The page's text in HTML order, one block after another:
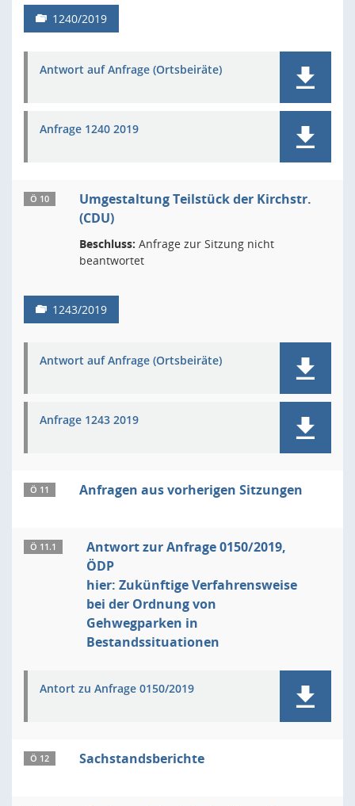
1240/2019
Antwort auf Anfrage (Ortsbeiräte)
Anfrage 1240 2019
Ö 10
Umgestaltung Teilstück der Kirchstr.
(CDU)
Beschluss: Anfrage zur Sitzung nicht
beantwortet
1243/2019
Antwort auf Anfrage (Ortsbeiräte)
Anfrage 1243 2019
Ö 11 Anfragen aus vorherigen Sitzungen
Ö 11.1
Antwort zur Anfrage 0150/2019,
ÖDP
hier: Zukünftige Verfahrensweise
bei der Ordnung von
Gehwegparken in
Bestandssituationen
Antort zu Anfrage 0150/2019
Ö 12 Sachstandsberichte